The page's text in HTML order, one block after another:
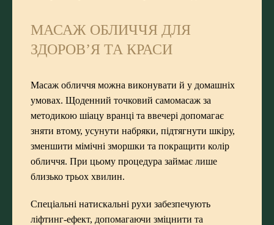
МАСАЖ ОБЛИЧЧЯ ДЛЯ
ЗДОРОВ’Я ТА КРАСИ
Масаж обличчя можна виконувати й у домашніх
умовах. Щоденний точковий самомасаж за
методикою шіацу вранці та ввечері допомагає
зняти втому, усунути набряки, підтягнути шкіру,
зменшити мімічні зморшки та покращити колір
обличчя. При цьому процедура займає лише
близько трьох хвилин.
Спеціальні натискальні рухи забезпечують
ліфтинг-ефект, допомагаючи зміцнити та